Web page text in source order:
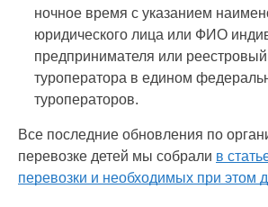
ночное время с указанием
юридического лица или ФИО
предпринимателя или
туроператора в едином
туроператоров.
Все последние обновления по
перевозке детей мы собрали в
перевозки и необходимых при этом